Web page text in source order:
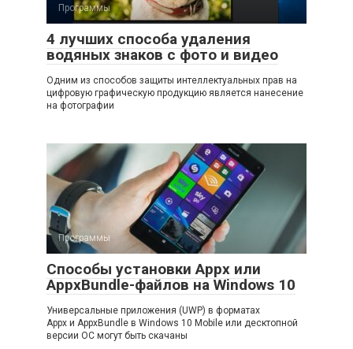
Программы
4 лучших способа удаления
водяных знаков с фото и видео
Одним из способов защиты интеллектуальных прав на
цифровую графическую продукцию является нанесение
на фотографии
Программы
Способы установки Appx или
AppxBundle-файлов на Windows 10
Универсальные приложения (UWP) в форматах
Appx и AppxBundle в Windows 10 Mobile или десктопной
версии ОС могут быть скачаны